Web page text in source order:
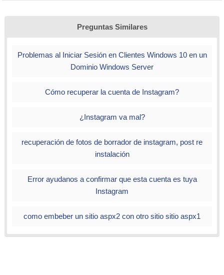
Preguntas Similares
Problemas al Iniciar Sesión en Clientes Windows 10 en un
Dominio Windows Server
Cómo recuperar la cuenta de Instagram?
¿Instagram va mal?
recuperación de fotos de borrador de instagram, post re
instalación
Error ayudanos a confirmar que esta cuenta es tuya
Instagram
como embeber un sitio aspx2 con otro sitio sitio aspx1